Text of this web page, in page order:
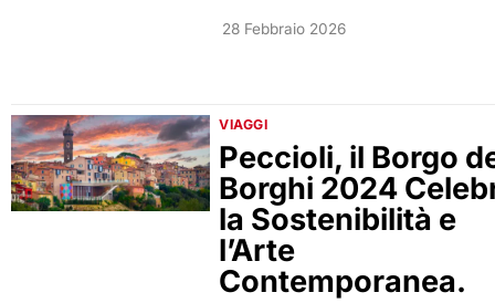
28 Febbraio 2026
VIAGGI
Peccioli, il Borgo
Borghi 2024
la Sostenibilità e
l’Arte
Contemporanea.